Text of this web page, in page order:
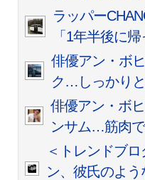
ラッパー
「1年半後に
俳優アン・ボ
ク…しっかり
俳優アン・ボ
ンサム…筋肉
＜トレンドブ
ン、彼氏のよ